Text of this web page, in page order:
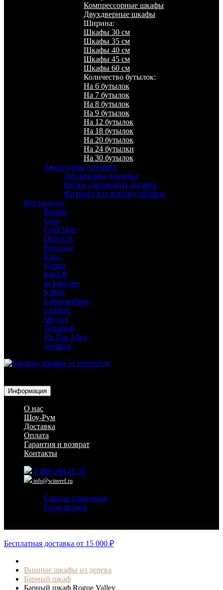
Компрессорные шкафы
Двухдверные шкафы
Ширина:
Шкафы 30 см
Шкафы 35 см
Шкафы 40 см
Шкафы 45 см
Шкафы 60 см
Количество бутылок:
На 6 бутылок
На 7 бутылок
На 8 бутылок
На 9 бутылок
На 12 бутылок
На 18 бутылок
На 20 бутылок
На 24 бутылки
На 30 бутылок
Аксессуары для вина
Диспенсеры для вина
Полки для винных шкафов
Фильтры для винных шкафов
Все бренды
Bermar
Caso
Cold Vine
Dunavox
Eurocave
Expo
Gemm
Indel B
Ip Industrie
Kitfort
LaSommeliere
Liebherr
Meyvel
Temptech
Tin Pan Alley
Vestfrost
Информация
О нас
Шоу-Рум
Доставка
Оплата
Гарантия и возврат
Контакты
8 800 500 62 50
info@wineref.ru
Список сравнения
Регистрация
Бесплатная доставка от 15 000 ₽
Винные шкафы из дерева
Барный шкаф
Барный шкаф Rogue Valley